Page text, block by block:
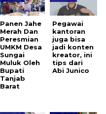
Panen Jahe
Merah Dan
Peresmian
UMKM Desa
Sungai
Muluk Oleh
Bupati
Tanjab
Barat
Pegawai
kantoran
juga bisa
jadi konten
kreator, ini
tips dari
Abi Junico